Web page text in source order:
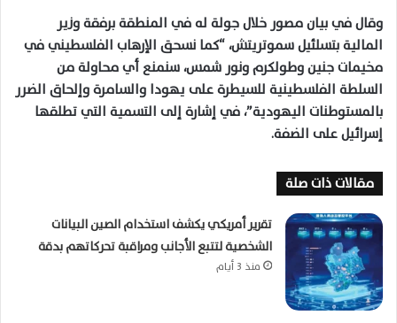
وقال في بيان مصور خلال جولة له في المنطقة برفقة وزير
المالية بتسلئيل سموتريتش، “كما نسحق الإرهاب الفلسطيني في
مخيمات جنين وطولكرم ونور شمس، سنمنع أي محاولة من
السلطة الفلسطينية للسيطرة على يهودا والسامرة وإلحاق الضرر
بالمستوطنات اليهودية”، في إشارة إلى التسمية التي تطلقها
إسرائيل على الضفة.
مقالات ذات صلة
تقرير أمريكي يكشف استخدام الصين البيانات
الشخصية لتتبع الأجانب ومراقبة تحركاتهم بدقة
منذ 3 أيام